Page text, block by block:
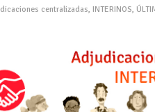
centralizadas, INTERINOS,